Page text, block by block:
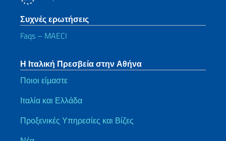
Συχνές ερωτήσεις
Faqs – MAECI
Η Ιταλική Πρεσβεία στην Αθήνα
Ποιοι είμαστε
Ιταλία και Ελλάδα
Προξενικές Υπηρεσίες και Βίζες